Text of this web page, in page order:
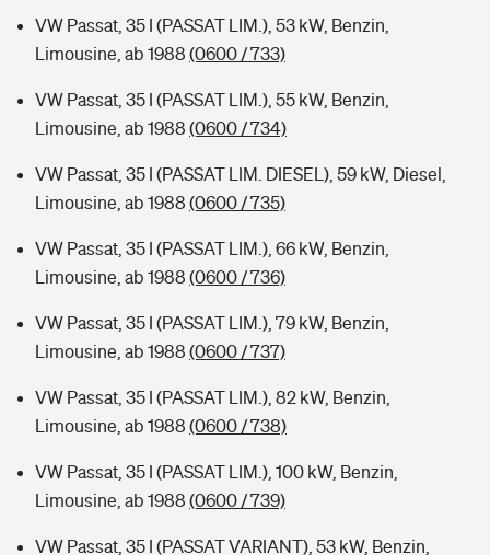
VW Passat, 35 I (PASSAT LIM.), 53 kW, Benzin,
Limousine, ab 1988 (0600 / 733)
VW Passat, 35 I (PASSAT LIM.), 55 kW, Benzin,
Limousine, ab 1988 (0600 / 734)
VW Passat, 35 I (PASSAT LIM. DIESEL), 59 kW, Diesel,
Limousine, ab 1988 (0600 / 735)
VW Passat, 35 I (PASSAT LIM.), 66 kW, Benzin,
Limousine, ab 1988 (0600 / 736)
VW Passat, 35 I (PASSAT LIM.), 79 kW, Benzin,
Limousine, ab 1988 (0600 / 737)
VW Passat, 35 I (PASSAT LIM.), 82 kW, Benzin,
Limousine, ab 1988 (0600 / 738)
VW Passat, 35 I (PASSAT LIM.), 100 kW, Benzin,
Limousine, ab 1988 (0600 / 739)
VW Passat, 35 I (PASSAT VARIANT), 53 kW, Benzin,